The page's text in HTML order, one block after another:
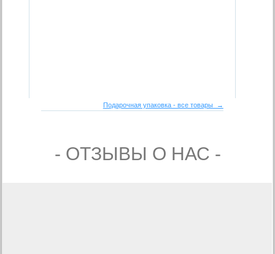
Подарочная упаковка - все товары →
- ОТЗЫВЫ О НАС -